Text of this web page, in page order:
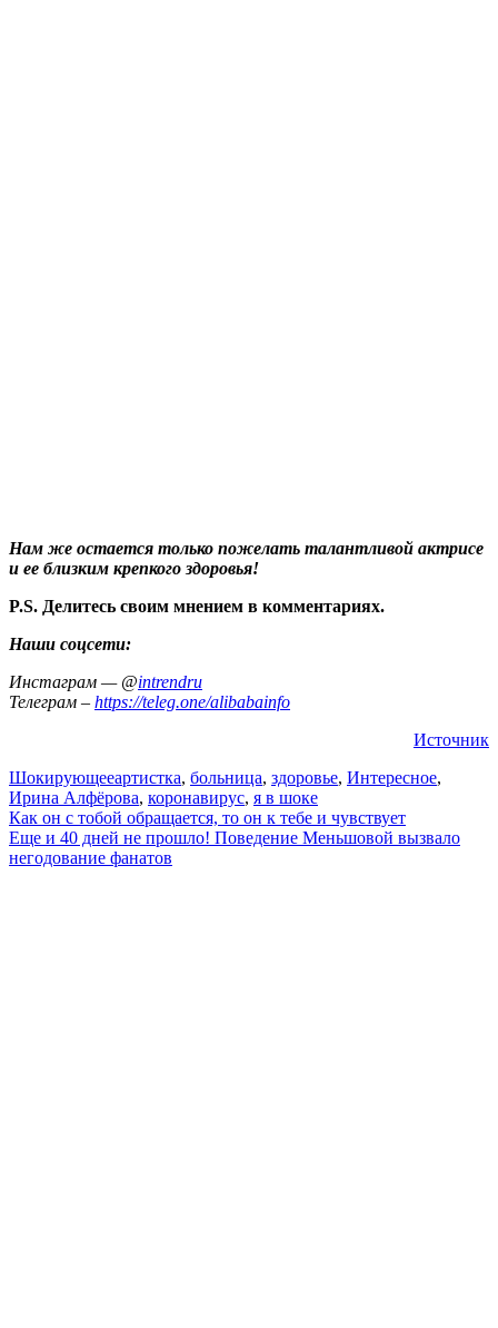
Нам же остается только пожелать талантливой актрисе
и ее близким крепкого здоровья!
P.S. Делитесь своим мнением в комментариях.
Наши соцсети:
Инстаграм — @intrendru
Телеграм – https://teleg.one/alibabainfo
Источник
Шокирующееартистка, больница, здоровье, Интересное,
Ирина Алфёрова, коронавирус, я в шоке
Навигация
по
Как он с тобой обращается, то он к тебе и чувствует
Еще и 40 дней не прошло! Поведение Меньшовой вызвало
негодование фанатов